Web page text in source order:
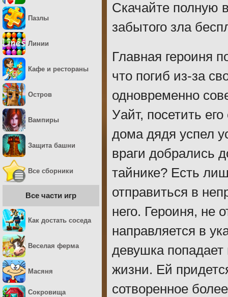
Скачайте полную
забытого зла
Главная героиня
что погиб из-за
одновременно
Уайт, посетить
дома дядя успел
враги добрались
тайнике? Есть
отправиться в
него. Героиня, не
направляется в
девушка
жизни. Ей
сотворенное
Пазлы
Линии
Кафе и рестораны
Остров
Вампиры
Защита башни
Все сборники
Все части игр
Как достать соседа
Веселая ферма
Масяня
Сокровища